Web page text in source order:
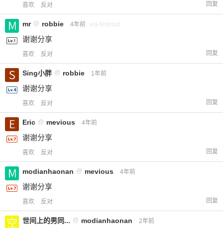
喜欢 反对 回复
mr @ robbie 4年前 via Android
谢谢分享
喜欢 反对 回复
Sing小胖 @ robbie 1年前
谢谢分享
喜欢 反对 回复
Eric @ mevious 4年前
谢谢分享
喜欢 反对 回复
modianhaonan @ mevious 4年前
谢谢分享
喜欢 反对 回复
世间上的男同... @ modianhaonan 2年前